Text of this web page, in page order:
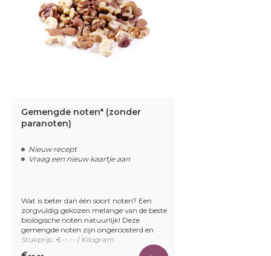
Gemengde noten* (zonder
paranoten)
Nieuw recept
Vraag een nieuw kaartje aan
Wat is beter dan één soort noten? Een
zorgvuldig gekozen melange van de beste
biologische noten natuurlijk! Deze
gemengde noten zijn ongeroosterd en
Stukprijs: €--,-- / Kilogram